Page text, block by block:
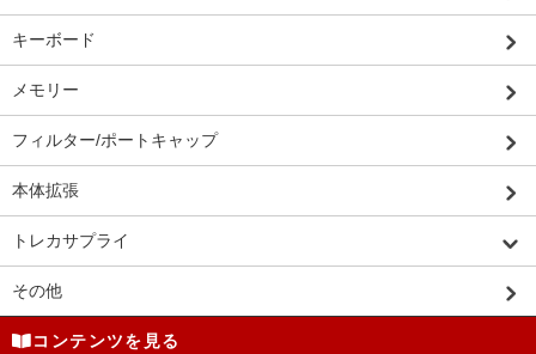
キーボード
メモリー
フィルター/ポートキャップ
本体拡張
トレカサプライ
その他
コンテンツを見る